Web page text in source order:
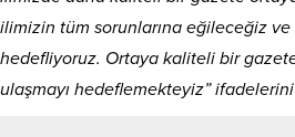
ilimizin tüm sorunlarına eğileceğiz ve
hedefliyoruz. Ortaya kaliteli bir
ulaşmayı hedeflemekteyiz” ifadelerini